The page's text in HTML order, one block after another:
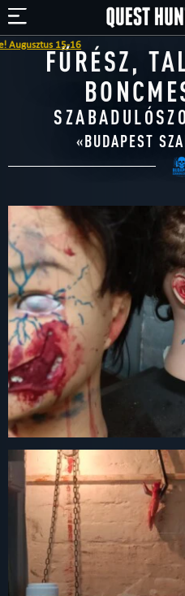
16
FŰRÉSZ,
«BUDAPEST